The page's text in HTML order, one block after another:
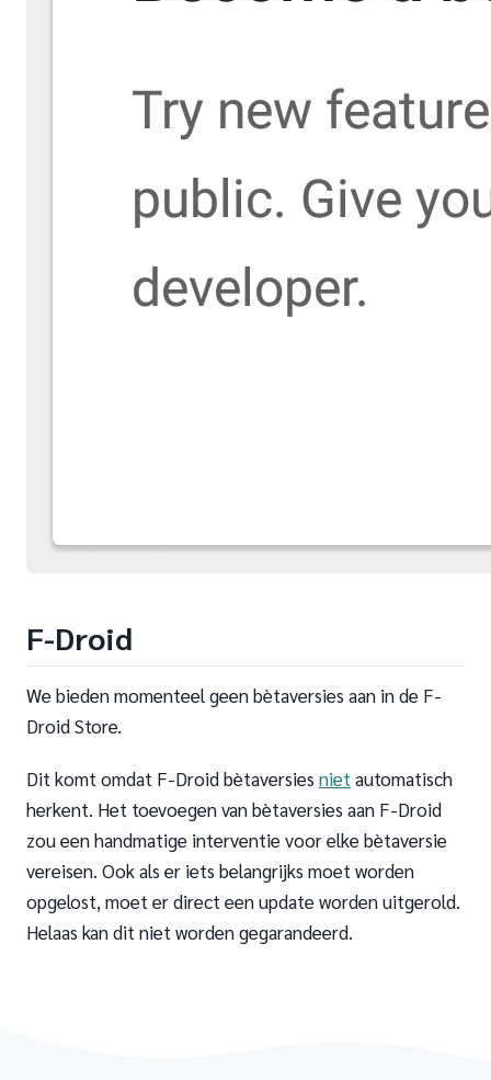
F-Droid
We bieden momenteel geen bètaversies aan in de F-
Droid Store.
Dit komt omdat F-Droid bètaversies niet automatisch
herkent. Het toevoegen van bètaversies aan F-Droid
zou een handmatige interventie voor elke bètaversie
vereisen. Ook als er iets belangrijks moet worden
opgelost, moet er direct een update worden uitgerold.
Helaas kan dit niet worden gegarandeerd.